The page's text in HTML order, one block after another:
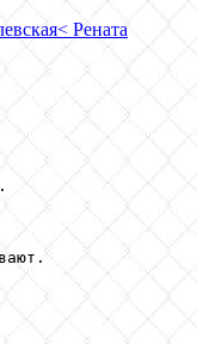
< Рената